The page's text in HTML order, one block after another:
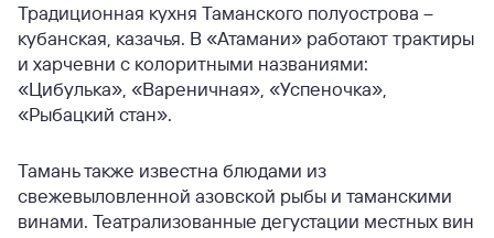
Традиционная кухня Таманского полуострова –
кубанская, казачья. В «Атамани» работают трактиры
и харчевни с колоритными названиями:
«Цибулька», «Вареничная», «Успеночка»,
«Рыбацкий стан».
Тамань также известна блюдами из
свежевыловленной азовской рыбы и таманскими
винами. Театрализованные дегустации местных вин